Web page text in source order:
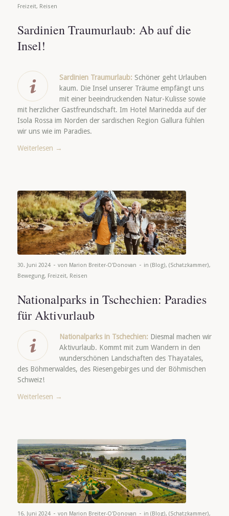
Freizeit, Reisen
Sardinien Traumurlaub: Ab auf die
Insel!
Sardinien Traumurlaub: Schöner geht Urlauben
kaum. Die Insel unserer Träume empfängt uns
mit einer beeindruckenden Natur-Kulisse sowie
mit herzlicher Gastfreundschaft. Im Hotel Marinedda auf der
Isola Rossa im Norden der sardischen Region Gallura fühlen
wir uns wie im Paradies.
Weiterlesen →
30. Juni 2024 - von Marion Breiter-O'Donovan - in (Blog), (Schatzkammer),
Bewegung, Freizeit, Reisen
Nationalparks in Tschechien: Paradies
für Aktivurlaub
Nationalparks in Tschechien: Diesmal machen wir
Aktivurlaub. Kommt mit zum Wandern in den
wunderschönen Landschaften des Thayatales,
des Böhmerwaldes, des Riesengebirges und der Böhmischen
Schweiz!
Weiterlesen →
16. Juni 2024 - von Marion Breiter-O'Donovan - in (Blog), (Schatzkammer),